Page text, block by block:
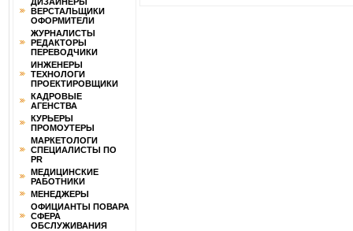
ВЕРСТАЛЬЩИКИ
ОФОРМИТЕЛИ
ЖУРНАЛИСТЫ
РЕДАКТОРЫ
ПЕРЕВОДЧИКИ
ИНЖЕНЕРЫ
ТЕХНОЛОГИ
ПРОЕКТИРОВЩИКИ
КАДРОВЫЕ
АГЕНСТВА
КУРЬЕРЫ
ПРОМОУТЕРЫ
МАРКЕТОЛОГИ
СПЕЦИАЛИСТЫ ПО
PR
МЕДИЦИНСКИЕ
РАБОТНИКИ
МЕНЕДЖЕРЫ
ОФИЦИАНТЫ ПОВАРА
СФЕРА
ОБСЛУЖИВАНИЯ